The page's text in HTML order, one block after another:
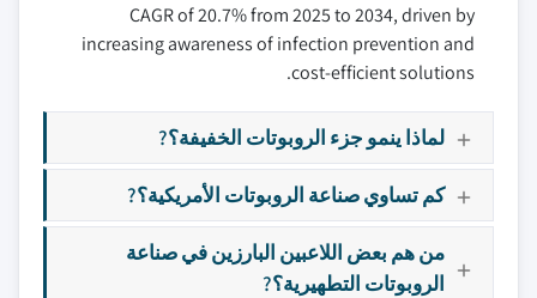
CAGR of 20.7% from 2025 to 2034, driven by
increasing awareness of infection prevention and
cost-efficient solutions.
لماذا ينمو جزء الروبوتات الخفيفة؟?
كم تساوي صناعة الروبوتات الأمريكية؟?
من هم بعض اللاعبين البارزين في صناعة
الروبوتات التطهيرية؟?